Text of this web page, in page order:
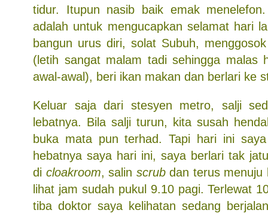
tidur. Itupun nasib baik emak
adalah untuk mengucapkan selamat hari
bangun urus diri, solat Subuh,
(letih sangat malam tadi sehingga malas
awal-awal), beri ikan makan dan berlari ke
Keluar saja dari stesyen metro, salji
lebatnya. Bila salji turun, kita susah
buka mata pun terhad. Tapi hari ini
hebatnya saya hari ini, saya berlari tak
di cloakroom, salin scrubdan terus menuju
lihat jam sudah pukul 9.10 pagi. Terlewat
tiba doktor saya kelihatan sedang